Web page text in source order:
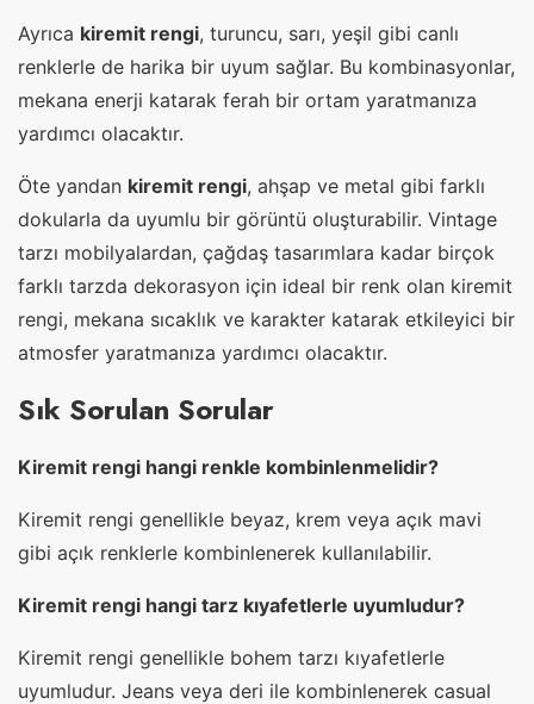
Ayrıca kiremit rengi, turuncu, sarı, yeşil gibi canlı
renklerle de harika bir uyum sağlar. Bu kombinasyonlar,
mekana enerji katarak ferah bir ortam yaratmanıza
yardımcı olacaktır.
Öte yandan kiremit rengi, ahşap ve metal gibi farklı
dokularla da uyumlu bir görüntü oluşturabilir. Vintage
tarzı mobilyalardan, çağdaş tasarımlara kadar birçok
farklı tarzda dekorasyon için ideal bir renk olan kiremit
rengi, mekana sıcaklık ve karakter katarak etkileyici bir
atmosfer yaratmanıza yardımcı olacaktır.
Sık Sorulan Sorular
Kiremit rengi hangi renkle kombinlenmelidir?
Kiremit rengi genellikle beyaz, krem veya açık mavi
gibi açık renklerle kombinlenerek kullanılabilir.
Kiremit rengi hangi tarz kıyafetlerle uyumludur?
Kiremit rengi genellikle bohem tarzı kıyafetlerle
uyumludur. Jeans veya deri ile kombinlenerek casual